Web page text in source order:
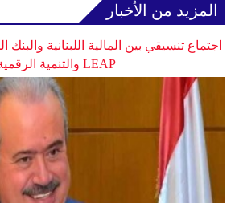
المزيد من الأخبار
اجتماع تنسيقي بين المالية اللبنانية
LEAP والتنمية الرقمية